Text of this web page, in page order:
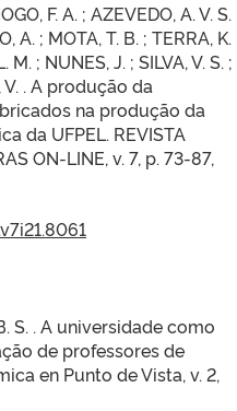
F. A. ; AZEVEDO, A. V. S.
A. ; MOTA, T. B. ; TERRA, K.
M. ; NUNES, J. ; SILVA, V. S. ;
V. . A produção da
na produção da
da UFPEL. REVISTA
ON-LINE, v. 7, p. 73-87,
S. . A universidade como
de professores de
en Punto de Vista, v. 2,